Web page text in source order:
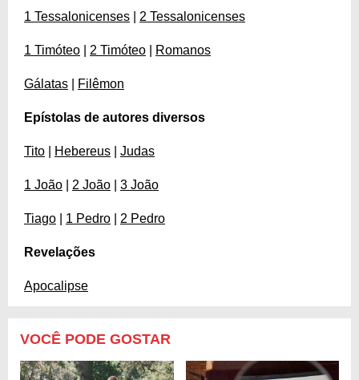
1 Tessalonicenses 2 Tessalonicenses
1 Timóteo 2 Timóteo Romanos
Gálatas Filêmon
Epístolas de autores diversos
Tito Hebereus Judas
1 João 2 João 3 João
Tiago 1 Pedro 2 Pedro
Revelações
Apocalipse
VOCÊ PODE GOSTAR